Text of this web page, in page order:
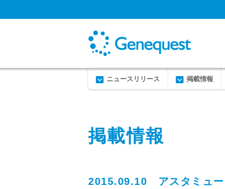
ニュースリリース 掲載情報
掲載情報
2015.09.10 アスタミュー